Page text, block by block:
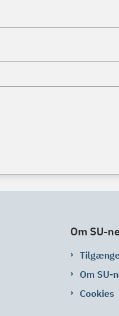
Om SU-
Om SU-
Cookies